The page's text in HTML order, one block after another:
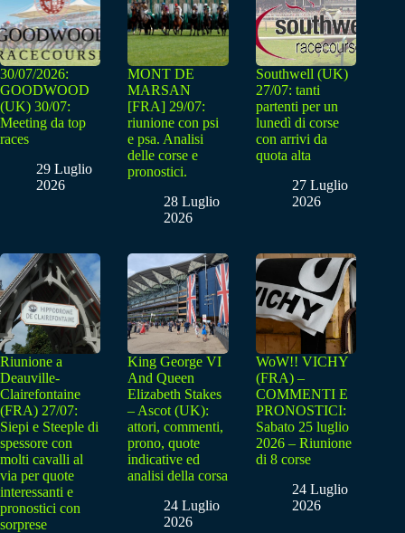
30/07/2026:
GOODWOOD
(UK) 30/07:
Meeting da top
races
29 Luglio
2026
MONT DE
MARSAN
[FRA] 29/07:
riunione con psi
e psa. Analisi
delle corse e
pronostici.
28 Luglio
2026
Southwell (UK)
27/07: tanti
partenti per un
lunedì di corse
con arrivi da
quota alta
27 Luglio
2026
Riunione a
Deauville-
Clairefontaine
(FRA) 27/07:
Siepi e Steeple di
spessore con
molti cavalli al
via per quote
interessanti e
pronostici con
sorprese
King George VI
And Queen
Elizabeth Stakes
– Ascot (UK):
attori, commenti,
prono, quote
indicative ed
analisi della corsa
24 Luglio
2026
WoW!! VICHY
(FRA) –
COMMENTI E
PRONOSTICI:
Sabato 25 luglio
2026 – Riunione
di 8 corse
24 Luglio
2026